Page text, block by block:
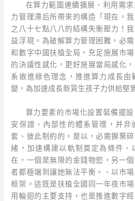
在算力範圍連續擴展、利用需
力管理滯后所帶來的構造「現在，
之八十七點八八的結構失衡壓力！
益浮現。為破解算力管理困難，必
和數字中國扶植全局，充足施展市
的決議性感化，更好施展當局感化
系嵌進綠色理念，推進算力成長由
變，為加速成長新質生孩子力供給堅
算力要素的市場化設置裝備擺
安保證、內部性的體系管理，并非
套、彼此制約的。是以，必需摒棄
緒，加速構建以軌制奠定為條件、
在，一個是無限的金錢物慾，另一
者都極端到讓她無法平衡。、以市
框架。這既是扶植全國同一年夜市
用輪迴的主要支持，也是推進數字